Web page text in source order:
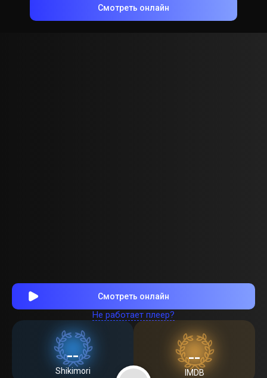
Смотреть онлайн
Смотреть онлайн
Не работает плеер?
--
Shikimori
--
IMDB